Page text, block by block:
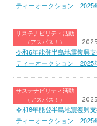
ティーオークション 2025
サステナビリティ活動
（アスパス！）
令和6年能登半島地震復興
ティーオークション 2025
サステナビリティ活動
（アスパス！）
令和6年能登半島地震復興
ティーオークション 2025